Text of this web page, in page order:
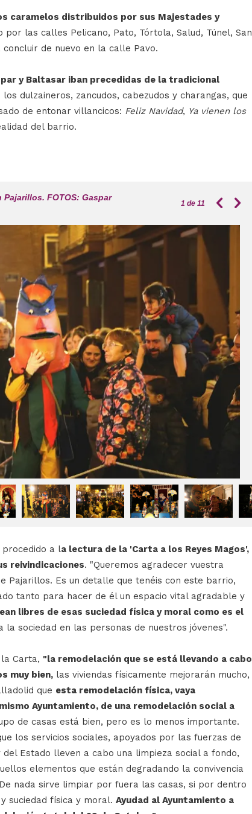
caramelos distribuidos por sus Majestades y
las calles Pelicano, Pato, Tórtola, Salud, Túnel, San
de nuevo en la calle Pavo.
y Baltasar iban precedidas de la tradicional
dulzaineros, zancudos, cabezudos y charangas, que
de entonar villancicos: Feliz Navidad, Ya vienen los
del barrio.
FOTOS: Gaspar
1 de 11
procedido a la lectura de la 'Carta a los Reyes Magos',
reivindicaciones. "Queremos agradecer vuestra
Pajarillos. Es un detalle que tenéis con este barrio,
tanto para hacer de él un espacio vital agradable y
libres de esas suciedad física y moral como es el
la sociedad en las personas de nuestros jóvenes".
la Carta, "la remodelación que se está llevando a cabo
muy bien, las viviendas físicamente mejorarán mucho,
que esta remodelación física, vaya
Ayuntamiento, de una remodelación social a
de casas está bien, pero es lo menos importante.
los servicios sociales, apoyados por las fuerzas de
Estado lleven a cabo una limpieza social a fondo,
elementos que están degradando la convivencia
nada sirve limpiar por fuera las casas, si por dentro
suciedad física y moral. Ayudad al Ayuntamiento a